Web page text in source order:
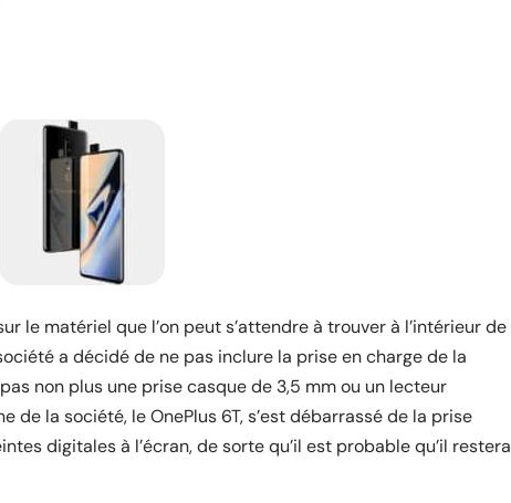
le matériel que l’on peut s’attendre à trouver à l’intérieur de
a décidé de ne pas inclure la prise en charge de la
non plus une prisecasque de 3,5 mmou un lecteur
de la société, le OnePlus 6T,s’est débarrassé de la prise
digitales à l’écran, de sorte qu’il est probable qu’il restera